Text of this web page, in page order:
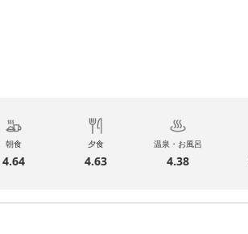
朝食
4.64
夕食
4.63
温泉・お風呂
4.38